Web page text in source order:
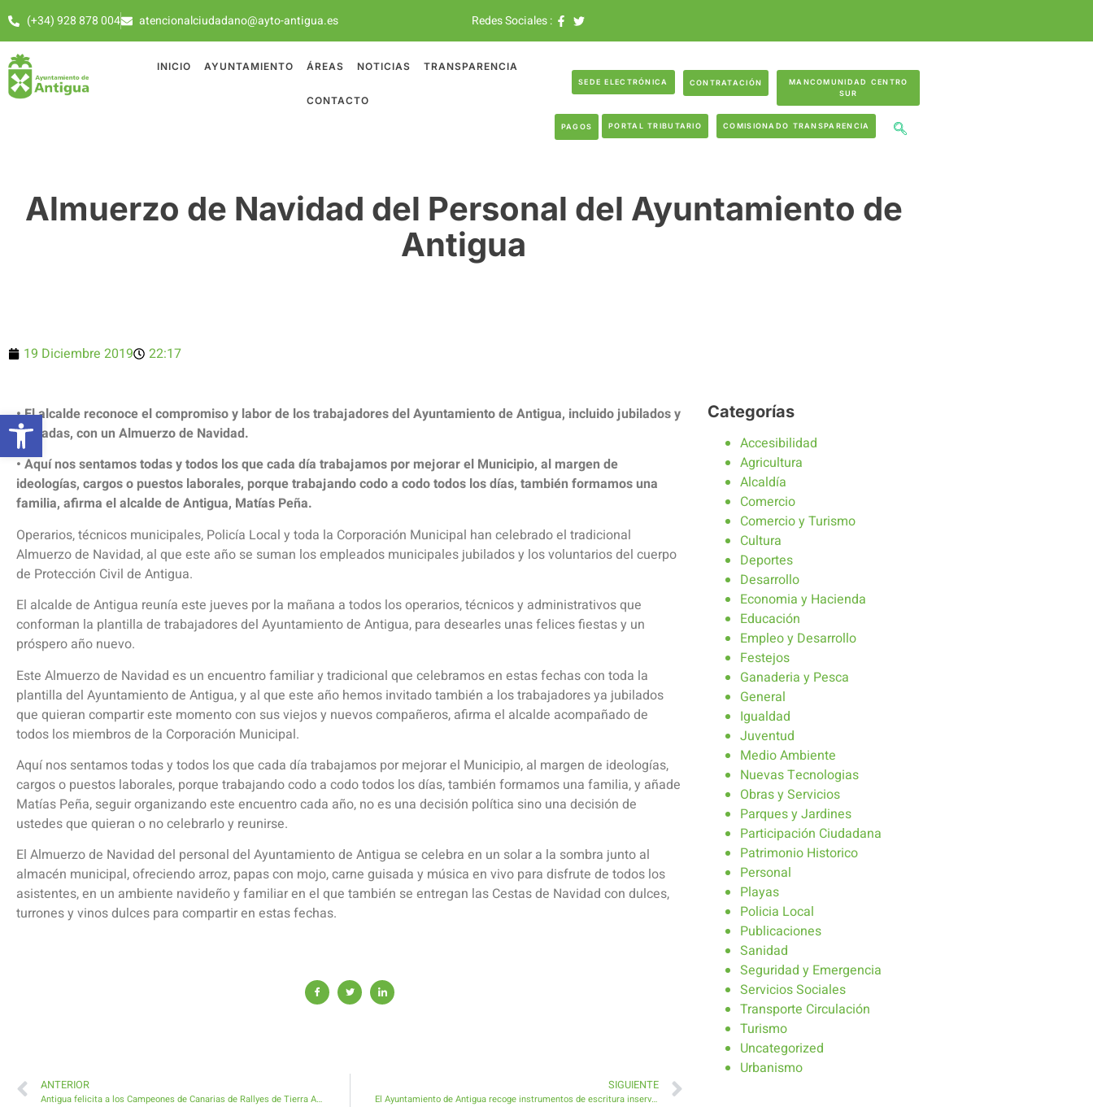
(+34) 928 878 004 atencionalciudadano@ayto-antigua.es Redes Sociales :
INICIO AYUNTAMIENTO ÁREAS NOTICIAS TRANSPARENCIA
CONTACTO
SEDE ELECTRÓNICA CONTRATACIÓN
MANCOMUNIDAD CENTRO
SUR
PAGOS PORTAL TRIBUTARIO COMISIONADO TRANSPARENCIA
Almuerzo de Navidad del Personal del Ayuntamiento de
Antigua
19 Diciembre 2019 22:17
• El alcalde reconoce el compromiso y labor de los trabajadores del Ayuntamiento de Antigua, incluido jubilados y
jubiladas, con un Almuerzo de Navidad.
• Aquí nos sentamos todas y todos los que cada día trabajamos por mejorar el Municipio, al margen de
ideologías, cargos o puestos laborales, porque trabajando codo a codo todos los días, también formamos una
familia, afirma el alcalde de Antigua, Matías Peña.
Operarios, técnicos municipales, Policía Local y toda la Corporación Municipal han celebrado el tradicional
Almuerzo de Navidad, al que este año se suman los empleados municipales jubilados y los voluntarios del cuerpo
de Protección Civil de Antigua.
El alcalde de Antigua reunía este jueves por la mañana a todos los operarios, técnicos y administrativos que
conforman la plantilla de trabajadores del Ayuntamiento de Antigua, para desearles unas felices fiestas y un
próspero año nuevo.
Este Almuerzo de Navidad es un encuentro familiar y tradicional que celebramos en estas fechas con toda la
plantilla del Ayuntamiento de Antigua, y al que este año hemos invitado también a los trabajadores ya jubilados
que quieran compartir este momento con sus viejos y nuevos compañeros, afirma el alcalde acompañado de
todos los miembros de la Corporación Municipal.
Aquí nos sentamos todas y todos los que cada día trabajamos por mejorar el Municipio, al margen de ideologías,
cargos o puestos laborales, porque trabajando codo a codo todos los días, también formamos una familia, y añade
Matías Peña, seguir organizando este encuentro cada año, no es una decisión política sino una decisión de
ustedes que quieran o no celebrarlo y reunirse.
El Almuerzo de Navidad del personal del Ayuntamiento de Antigua se celebra en un solar a la sombra junto al
almacén municipal, ofreciendo arroz, papas con mojo, carne guisada y música en vivo para disfrute de todos los
asistentes, en un ambiente navideño y familiar en el que también se entregan las Cestas de Navidad con dulces,
turrones y vinos dulces para compartir en estas fechas.
ANTERIOR
Antigua felicita a los Campeones de Canarias de Rallyes de Tierra Aníbal y Jonathan Hernández
SIGUIENTE
El Ayuntamiento de Antigua recoge instrumentos de escritura inservibles
Categorías
Accesibilidad
Agricultura
Alcaldía
Comercio
Comercio y Turismo
Cultura
Deportes
Desarrollo
Economia y Hacienda
Educación
Empleo y Desarrollo
Festejos
Ganaderia y Pesca
General
Igualdad
Juventud
Medio Ambiente
Nuevas Tecnologias
Obras y Servicios
Parques y Jardines
Participación Ciudadana
Patrimonio Historico
Personal
Playas
Policia Local
Publicaciones
Sanidad
Seguridad y Emergencia
Servicios Sociales
Transporte Circulación
Turismo
Uncategorized
Urbanismo
Abrir barra de herramientas